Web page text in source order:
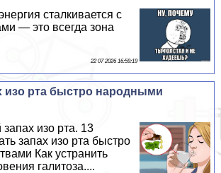
сталкивается с
— это всегда зона
22 07 2026 16:59:19
изо рта быстро народными
изо рта. 13
запах изо рта быстро
Как устранить
галитоза....